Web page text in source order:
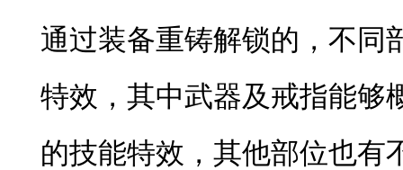
通过装备重铸解锁的，不同
特效，其中武器及戒指能够
的技能特效，其他部位也有